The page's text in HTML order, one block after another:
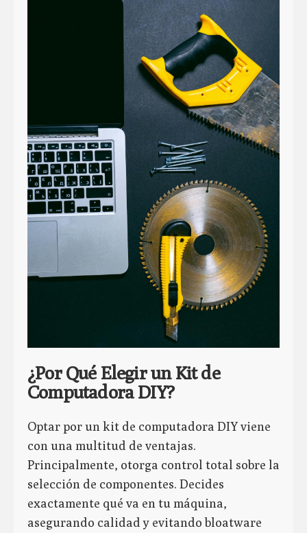
¿Por Qué Elegir un Kit de
Computadora DIY?
Optar por un kit de computadora DIY viene
con una multitud de ventajas.
Principalmente, otorga control total sobre la
selección de componentes. Decides
exactamente qué va en tu máquina,
asegurando calidad y evitando bloatware